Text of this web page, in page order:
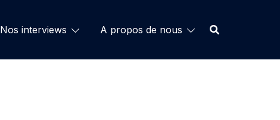
Nos interviews A propos de nous